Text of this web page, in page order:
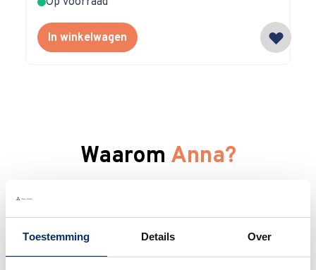
Toestemming Details Over
In winkelwagen
Waarom Anna?